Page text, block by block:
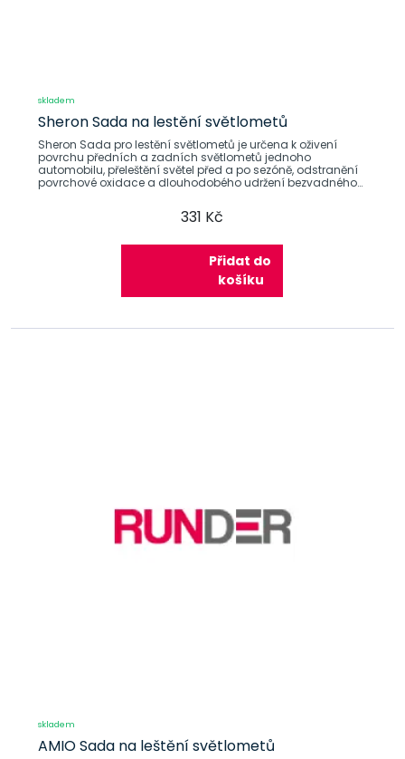
skladem
Sheron Sada na lestění světlometů
Sheron Sada pro lestění světlometů je určena k oživení
povrchu předních a zadních světlometů jednoho
automobilu, přeleštění světel před a po sezóně, odstranění
povrchové oxidace a dlouhodobého udržení bezvadného
331 Kč
Přidat do
košíku
skladem
AMIO Sada na leštění světlometů